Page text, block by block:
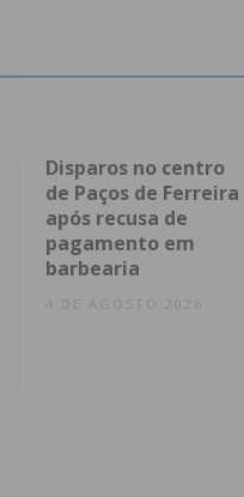
Disparos no centro
de Paços de Ferreira
após recusa de
pagamento em
barbearia
4 DE AGOSTO 2026